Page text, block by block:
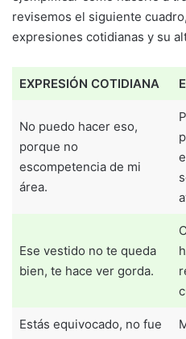
revisemos el siguiente
expresiones cotidianas y su
EXPRESIÓN COTIDIANA
No puedo hacer eso,
porque no
escompetencia de mi
área.
Ese vestido no te queda
bien, te hace ver gorda.
Estás equivocado, no fue